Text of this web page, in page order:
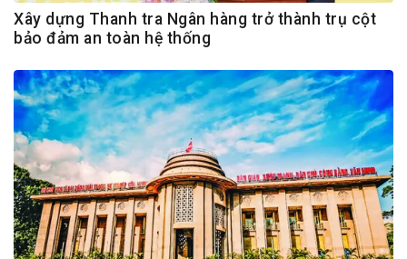
Xây dựng Thanh tra Ngân hàng trở thành trụ cột
bảo đảm an toàn hệ thống